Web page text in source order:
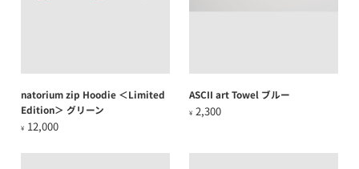
natorium zip Hoodie ＜Limited
Edition＞ グリーン
¥ 12,000
ASCII art Towel ブルー
¥ 2,300